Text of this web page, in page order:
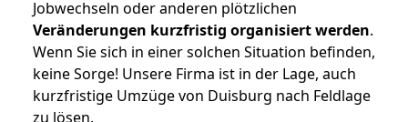
Jobwechseln oder anderen plötzlichen
Veränderungen kurzfristig organisiert werden.
Wenn Sie sich in einer solchen Situation befinden,
keine Sorge! Unsere Firma ist in der Lage, auch
kurzfristige Umzüge von Duisburg nach Feldlage
zu lösen.